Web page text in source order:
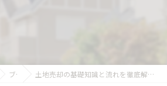
ブログ 土地売却の基礎知識と流れを徹底解説｜必要書類や税金・費用・トラブル対策まで完全ガイド